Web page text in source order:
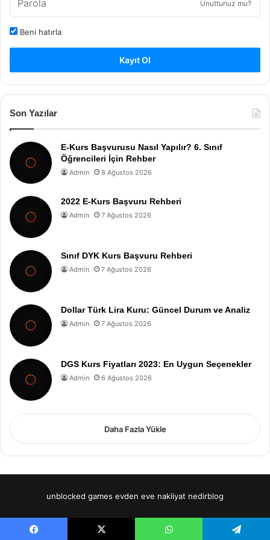
Unuttunuz mu?
Beni hatırla
Kayıt Ol
Son Yazılar
E-Kurs Başvurusu Nasıl Yapılır? 6. Sınıf
Öğrencileri İçin Rehber
Admin 8 Ağustos 2026
2022 E-Kurs Başvuru Rehberi
Admin 7 Ağustos 2026
Sınıf DYK Kurs Başvuru Rehberi
Admin 7 Ağustos 2026
Dollar Türk Lira Kuru: Güncel Durum ve Analiz
Admin 7 Ağustos 2026
DGS Kurs Fiyatları 2023: En Uygun Seçenekler
Admin 6 Ağustos 2026
Daha Fazla Yükle
unblocked games evden eve nakliyat nedirblog